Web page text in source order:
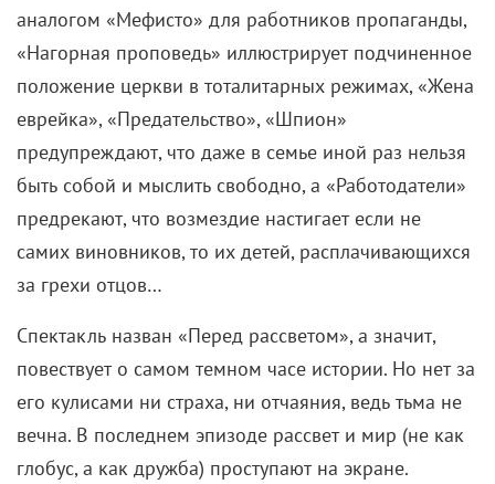
аналогом «Мефисто» для работников пропаганды,
«Нагорная проповедь» иллюстрирует подчиненное
положение церкви в тоталитарных режимах, «Жена
еврейка», «Предательство», «Шпион»
предупреждают, что даже в семье иной раз нельзя
быть собой и мыслить свободно, а «Работодатели»
предрекают, что возмездие настигает если не
самих виновников, то их детей, расплачивающихся
за грехи отцов…
Спектакль назван «Перед рассветом», а значит,
повествует о самом темном часе истории. Но нет за
его кулисами ни страха, ни отчаяния, ведь тьма не
вечна. В последнем эпизоде рассвет и мир (не как
глобус, а как дружба) проступают на экране.